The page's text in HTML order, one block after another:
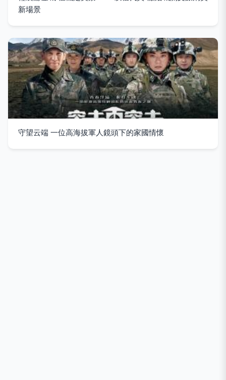
新場景
守望云端 一位高海拔軍人鏡頭下的家國情懷